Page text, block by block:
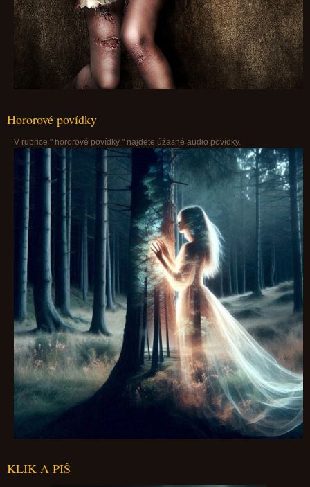
Hororové povídky
V rubrice " hororové povídky " najdete úžasné audio povídky.
KLIK A PIŠ